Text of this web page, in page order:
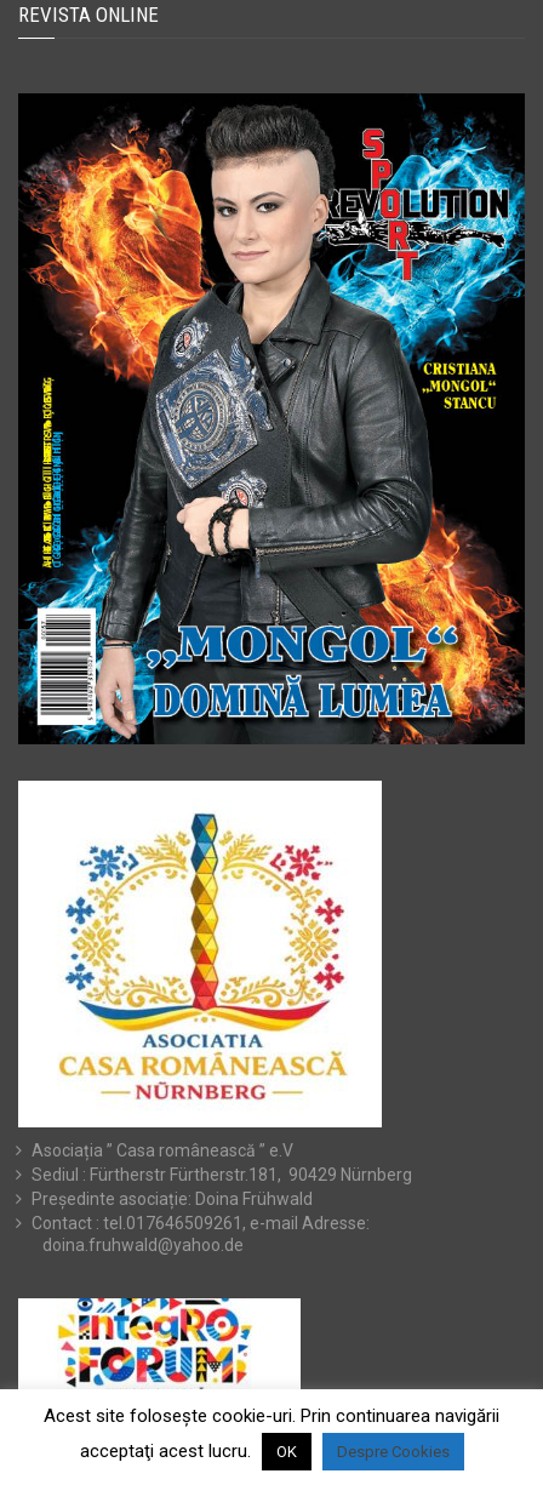
REVISTA ONLINE
Asociația ” Casa românească ” e.V
Sediul : Fürtherstr Fürtherstr.181, 90429 Nürnberg
Președinte asociație: Doina Frühwald
Contact : tel.017646509261, e-mail Adresse:
doina.fruhwald@yahoo.de
Acest site foloseşte cookie-uri. Prin continuarea navigării
acceptaţi acest lucru.
OK Despre Cookies